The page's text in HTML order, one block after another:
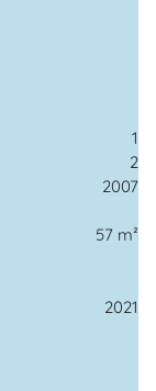
1
2
2007
57 m²
2021